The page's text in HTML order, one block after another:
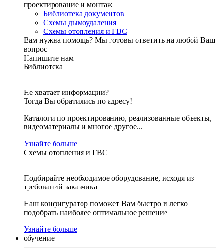
проектирование и монтаж
Библиотека документов
Схемы дымоудаления
Схемы отопления и ГВС
Вам нужна помощь? Мы готовы ответить на любой Ваш
вопрос
Напишите нам
Библиотека
Не хватает информации?
Тогда Вы обратились по адресу!
Каталоги по проектированию, реализованные объекты,
видеоматериалы и многое другое...
Узнайте больше
Схемы отопления и ГВС
Подбирайте необходимое оборудование, исходя из
требований заказчика
Наш конфигуратор поможет Вам быстро и легко
подобрать наиболее оптимальное решение
Узнайте больше
обучение